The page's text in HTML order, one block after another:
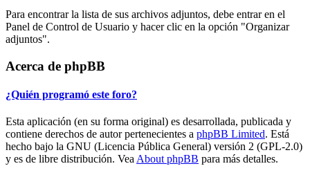
Para encontrar la lista de sus archivos adjuntos, debe entrar en el
Panel de Control de Usuario y hacer clic en la opción "Organizar
adjuntos".
Acerca de phpBB
¿Quién programó este foro?
Esta aplicación (en su forma original) es desarrollada, publicada y
contiene derechos de autor pertenecientes a phpBB Limited. Está
hecho bajo la GNU (Licencia Pública General) versión 2 (GPL-2.0)
y es de libre distribución. Vea About phpBB para más detalles.